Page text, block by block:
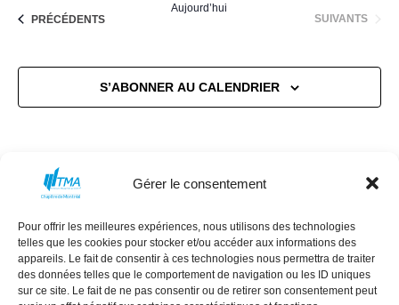
Gérer le consentement
Pour offrir les meilleures expériences, nous utilisons des technologies
telles que les cookies pour stocker et/ou accéder aux informations des
appareils. Le fait de consentir à ces technologies nous permettra de traiter
des données telles que le comportement de navigation ou les ID uniques
sur ce site. Le fait de ne pas consentir ou de retirer son consentement peut
ÉVÈNEMENTS
PRÉCÉDENTS
Aujourd’hui
ÉVÈNEMENTS
SUIVANTS
S’ABONNER AU CALENDRIER
MISSION CONSEIL D’ADMINISTRATION
COMMANDITAIRES ÉVÈNEMENTS
NEXT GEN RÉSEAU DES FEMMES